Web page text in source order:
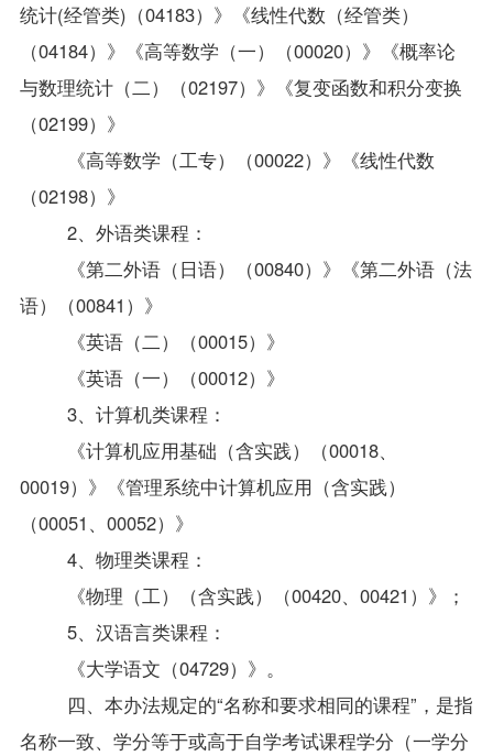
统计(经管类)（04183）》《线性代数（经管类）
（04184）》《高等数学（一）（00020）》《概率论
与数理统计（二）（02197）》《复变函数和积分变换
（02199）》
《高等数学（工专）（00022）》《线性代数
（02198）》
2、外语类课程：
《第二外语（日语）（00840）》《第二外语（法
语）（00841）》
《英语（二）（00015）》
《英语（一）（00012）》
3、计算机类课程：
《计算机应用基础（含实践）（00018、
00019）》《管理系统中计算机应用（含实践）
（00051、00052）》
4、物理类课程：
《物理（工）（含实践）（00420、00421）》；
5、汉语言类课程：
《大学语文（04729）》。
四、本办法规定的“名称和要求相同的课程”，是指
名称一致、学分等于或高于自学考试课程学分（一学分